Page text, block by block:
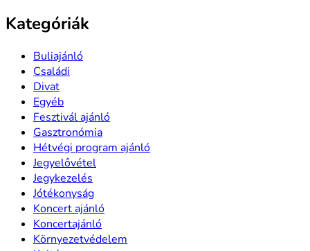
Kategóriák
Buliajánló
Családi
Divat
Egyéb
Fesztivál ajánló
Gasztronómia
Hétvégi program ajánló
Jegyelővétel
Jegykezelés
Jótékonyság
Koncert ajánló
Koncertajánló
Környezetvédelem